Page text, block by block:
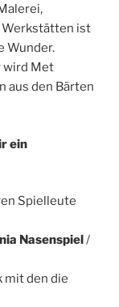
Werkstätten ist
Wunder.
wird Met
aus den Bärten
ein
Spielleute
Nasenspiel /
mit den die